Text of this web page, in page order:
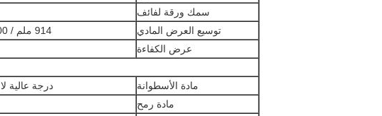
سمك ورقة لفائف
توسيع العرض المادي
914 ملم / 1000 ملم / 1200 ملم / 1220 ملم / 1250 ملم
عرض الكفاءة
مادة الأسطوانة
درجة عالية لا.45 فولاذ مطروق بطلاء كروم صلب 0.05 مم
مادة رمح